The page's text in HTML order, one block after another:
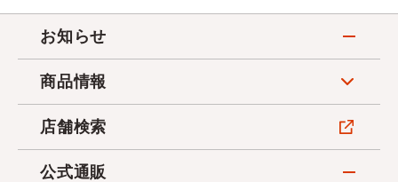
お知らせ
商品情報
店舗検索
公式通販